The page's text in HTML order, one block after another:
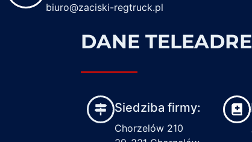
biuro@zaciski-regtruck.pl
DANE
Siedziba firmy:
Chorzelów 210